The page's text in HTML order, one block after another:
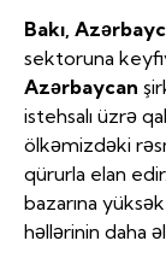
Bakı,
sektoruna
Azərbaycan
istehsalı üzrə
ölkəmizdəki
qürurla elan
bazarına
həllərinin daha